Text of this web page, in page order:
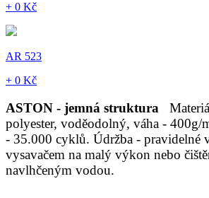
+ 0 Kč
AR 523
+ 0 Kč
ASTON - jemná struktura
polyester, voděodolný, váha - 400g/
- 35.000 cyklů. Údržba - pravidelné
vysavačem na malý výkon nebo
navlhčeným vodou.